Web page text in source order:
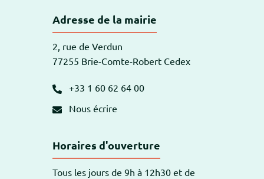
Adresse de la mairie
2, rue de Verdun
77255 Brie-Comte-Robert Cedex
+33 1 60 62 64 00
Nous écrire
Horaires d'ouverture
Tous les jours de 9h à 12h30 et de